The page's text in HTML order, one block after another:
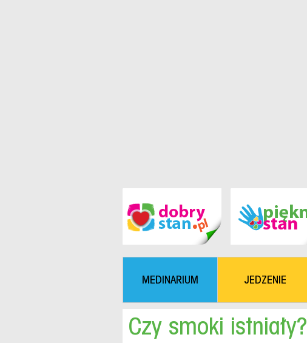
MEDINARIUM JEDZENIE
Czy smoki istniały?